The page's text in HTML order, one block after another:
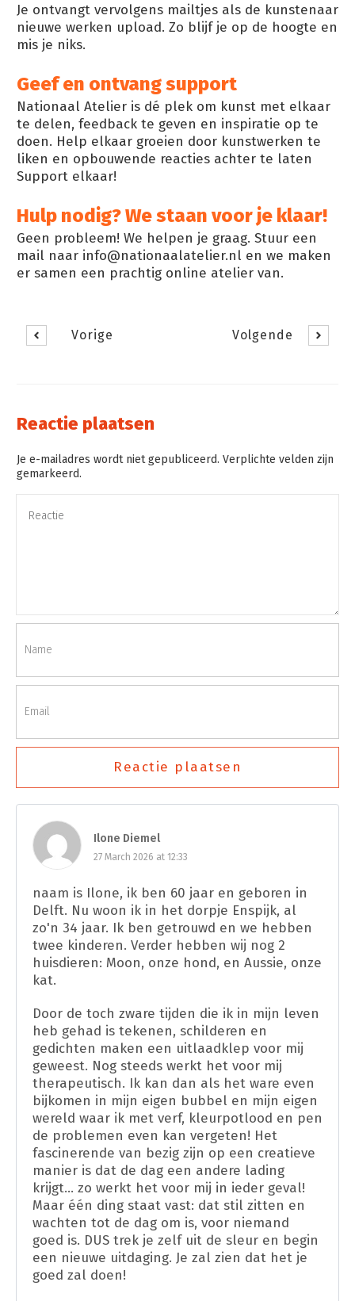
Je ontvangt vervolgens mailtjes als de kunstenaar
nieuwe werken upload. Zo blijf je op de hoogte en
mis je niks.
Geef en ontvang support
Nationaal Atelier is dé plek om kunst met elkaar
te delen, feedback te geven en inspiratie op te
doen. Help elkaar groeien door kunstwerken te
liken en opbouwende reacties achter te laten
Support elkaar!
Hulp nodig? We staan voor je klaar!
Geen probleem! We helpen je graag. Stuur een
mail naar info@nationaalatelier.nl en we maken
er samen een prachtig online atelier van.
Vorige Volgende
Reactie plaatsen
Je e-mailadres wordt niet gepubliceerd. Verplichte velden zijn
gemarkeerd.
Reactie plaatsen
Ilone Diemel
27 March 2026 at 12:33
naam is Ilone, ik ben 60 jaar en geboren in
Delft. Nu woon ik in het dorpje Enspijk, al
zo'n 34 jaar. Ik ben getrouwd en we hebben
twee kinderen. Verder hebben wij nog 2
huisdieren: Moon, onze hond, en Aussie, onze
kat.
Door de toch zware tijden die ik in mijn leven
heb gehad is tekenen, schilderen en
gedichten maken een uitlaadklep voor mij
geweest. Nog steeds werkt het voor mij
therapeutisch. Ik kan dan als het ware even
bijkomen in mijn eigen bubbel en mijn eigen
wereld waar ik met verf, kleurpotlood en pen
de problemen even kan vergeten! Het
fascinerende van bezig zijn op een creatieve
manier is dat de dag een andere lading
krijgt… zo werkt het voor mij in ieder geval!
Maar één ding staat vast: dat stil zitten en
wachten tot de dag om is, voor niemand
goed is. DUS trek je zelf uit de sleur en begin
een nieuwe uitdaging. Je zal zien dat het je
goed zal doen!